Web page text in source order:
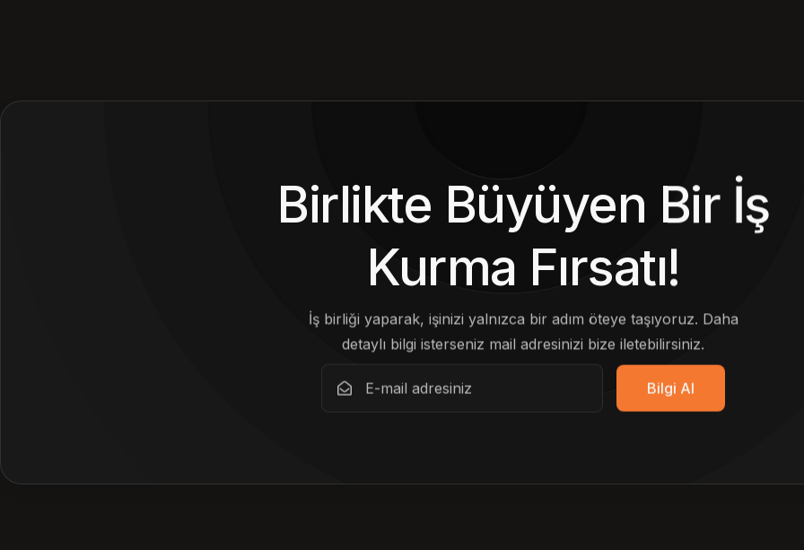
Birlikte Büyüyen Bir İş
Kurma Fırsatı!
İş birliği yaparak, işinizi yalnızca bir adım öteye taşıyoruz. Daha
detaylı bilgi isterseniz mail adresinizi bize iletebilirsiniz.
Bilgi Al